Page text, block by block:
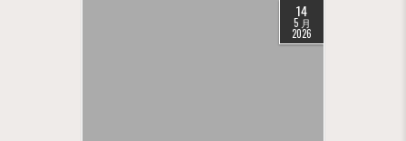
14
5 月
2026